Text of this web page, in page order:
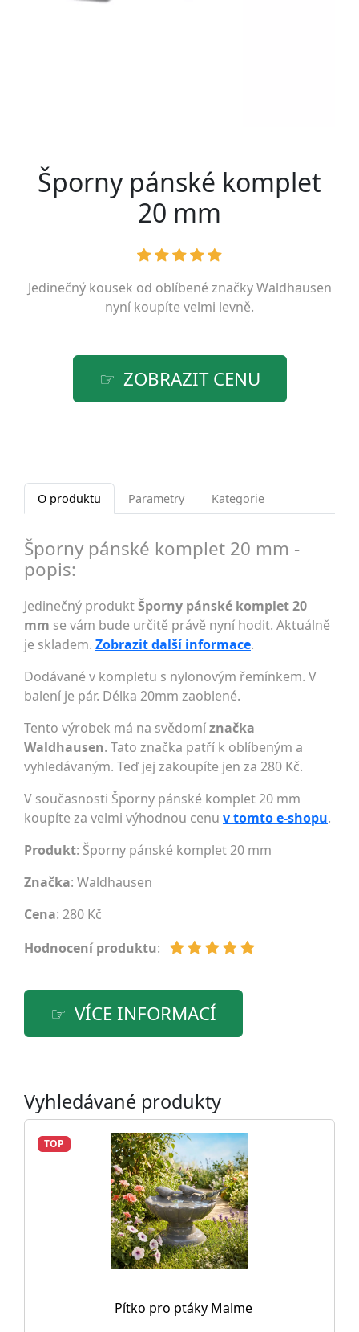
Šporny pánské komplet
20 mm
Jedinečný kousek od oblíbené značkyWaldhausen
nyní koupíte velmi levně.
ZOBRAZIT CENU
O produktu Parametry Kategorie
Šporny pánské komplet 20 mm -
popis:
Jedinečný produktŠporny pánské komplet 20
mm se vám bude určitě právě nyní hodit. Aktuálně
je skladem. Zobrazit další informace.
Dodávané v kompletu s nylonovým řemínkem. V
balení je pár. Délka 20mm zaoblené.
Tento výrobek má na svědomíznačka
Waldhausen. Tato značka patří k oblíbeným a
vyhledávaným. Teď jej zakoupíte jen za 280 Kč.
V současnosti Šporny pánské komplet 20 mm
koupíte za velmi výhodnou cenu v tomto e-shopu.
Produkt: Šporny pánské komplet 20 mm
Značka: Waldhausen
Cena: 280 Kč
Hodnocení produktu:
VÍCE INFORMACÍ
Vyhledávané produkty
TOP
Pítko pro ptáky Malme